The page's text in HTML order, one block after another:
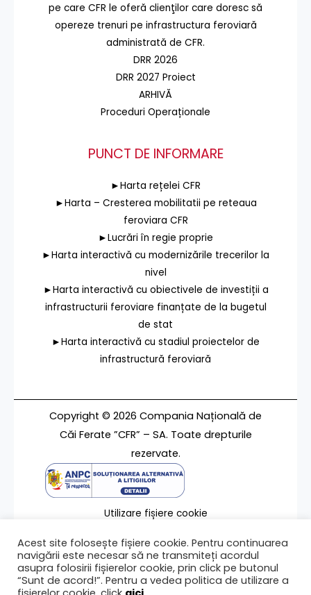
pe care CFR le oferă clienţilor care doresc să
opereze trenuri pe infrastructura feroviară
administrată de CFR.
DRR 2026
DRR 2027 Proiect
ARHIVĂ
Proceduri Operaționale
PUNCT DE INFORMARE
►Harta rețelei CFR
►Harta – Cresterea mobilitatii pe reteaua
feroviara CFR
►Lucrări în regie proprie
►Harta interactivă cu modernizările trecerilor la
nivel
►Harta interactivă cu obiectivele de investiții a
infrastructurii feroviare finanțate de la bugetul
de stat
►Harta interactivă cu stadiul proiectelor de
infrastructură feroviară
Copyright © 2026 Compania Națională de
Căi Ferate ”CFR” – SA. Toate drepturile
rezervate.
Utilizare fișiere cookie
Contact
Acest site folosește fișiere cookie. Pentru continuarea
navigării este necesar să ne transmiteți acordul
asupra folosirii fișierelor cookie, prin click pe butonul
“Sunt de acord!”. Pentru a vedea politica de utilizare a